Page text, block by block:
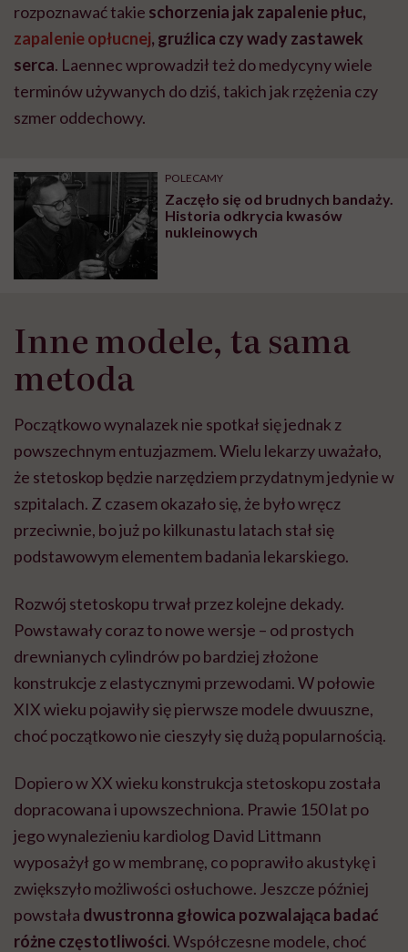
rozpoznawać takie schorzenia jak zapalenie płuc,
zapalenie opłucnej, gruźlica czy wady zastawek
serca. Laennec wprowadził też do medycyny wiele
terminów używanych do dziś, takich jak rzężenia czy
szmer oddechowy.
POLECAMY
Zaczęło się od brudnych bandaży.
Historia odkrycia kwasów
nukleinowych
Inne modele, ta sama
metoda
Początkowo wynalazek nie spotkał się jednak z
powszechnym entuzjazmem. Wielu lekarzy uważało,
że stetoskop będzie narzędziem przydatnym jedynie w
szpitalach. Z czasem okazało się, że było wręcz
przeciwnie, bo już po kilkunastu latach stał się
podstawowym elementem badania lekarskiego.
Rozwój stetoskopu trwał przez kolejne dekady.
Powstawały coraz to nowe wersje – od prostych
drewnianych cylindrów po bardziej złożone
konstrukcje z elastycznymi przewodami. W połowie
XIX wieku pojawiły się pierwsze modele dwuuszne,
choć początkowo nie cieszyły się dużą popularnością.
Dopiero w XX wieku konstrukcja stetoskopu została
dopracowana i upowszechniona. Prawie 150 lat po
jego wynalezieniu kardiolog David Littmann
wyposażył go w membranę, co poprawiło akustykę i
zwiększyło możliwości osłuchowe. Jeszcze później
powstała dwustronna głowica pozwalająca badać
różne częstotliwości. Współczesne modele, choć